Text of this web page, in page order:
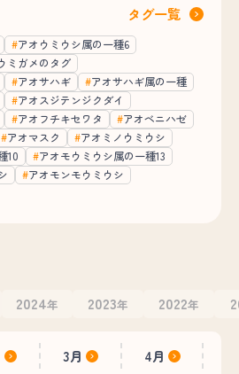
タグ一覧
アオウミウシ属の一種6
ミガメのタグ
アオサハギ
アオサハギ属の一種
アオスジテンジクダイ
アオフチキセワタ
アオベニハゼ
アオマスク
アオミノウミウシ
10
アオモウミウシ属の一種13
アオモンモウミウシ
2024年 2023年 2022年
3月
4月